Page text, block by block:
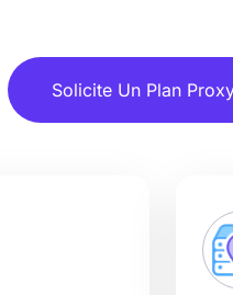
Solicite Un Plan